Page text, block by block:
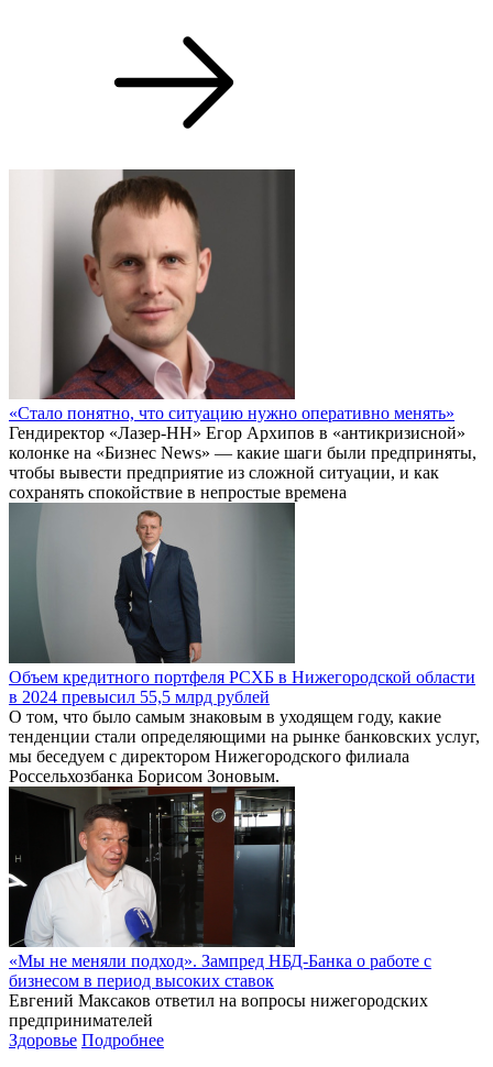
«Стало понятно, что ситуацию нужно оперативно менять»
Гендиректор «Лазер-НН» Егор Архипов в «антикризисной»
колонке на «Бизнес News» — какие шаги были предприняты,
чтобы вывести предприятие из сложной ситуации, и как
сохранять спокойствие в непростые времена
Объем кредитного портфеля РСХБ в Нижегородской области
в 2024 превысил 55,5 млрд рублей
О том, что было самым знаковым в уходящем году, какие
тенденции стали определяющими на рынке банковских услуг,
мы беседуем с директором Нижегородского филиала
Россельхозбанка Борисом Зоновым.
«Мы не меняли подход». Зампред НБД-Банка о работе с
бизнесом в период высоких ставок
Евгений Максаков ответил на вопросы нижегородских
предпринимателей
Здоровье Подробнее